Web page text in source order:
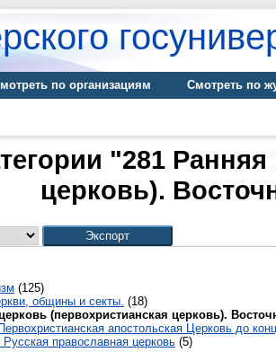
по организациям Смотреть по
"281
церковь).
(125)
общины и секты. (18)
(первохристианская церковь).
апостольская Церковь до
Русская православная церковь (5)